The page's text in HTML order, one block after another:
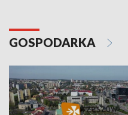
GOSPODARKA